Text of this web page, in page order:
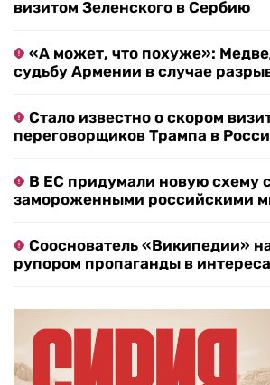
визитом Зеленского в Сербию
«А может, что похуже»:
судьбу Армении в случае
Стало известно о скором
переговорщиков Трампа в
В ЕС придумали новую схему
замороженными российскими
Сооснователь «Википедии»
рупором пропаганды в